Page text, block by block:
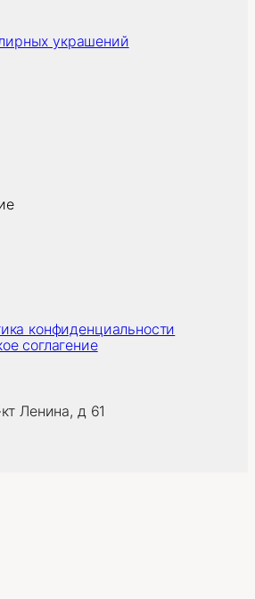
конфиденциальности
соглагение
Ленина, д 61